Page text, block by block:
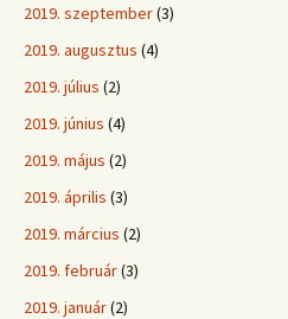
2019. szeptember(3)
2019. augusztus (4)
2019. július (2)
2019. június (4)
2019. május (2)
2019. április (3)
2019. március (2)
2019. február(3)
2019. január(2)